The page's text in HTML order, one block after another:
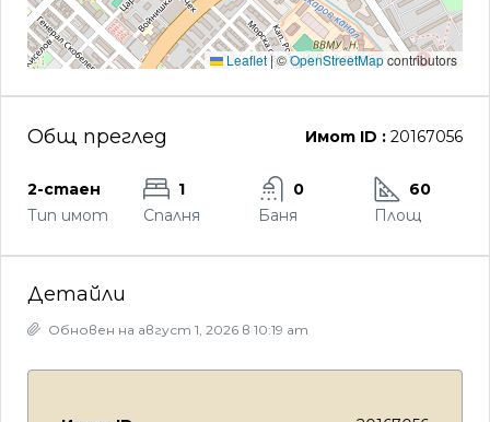
Leaflet|©OpenStreetMapcontributors
Общ преглед Имот ID : 20167056
2-стаен
Тип имот
1
Спалня
0
Баня
60
Площ
Детайли
Обновен на август 1, 2026 в 10:19 am